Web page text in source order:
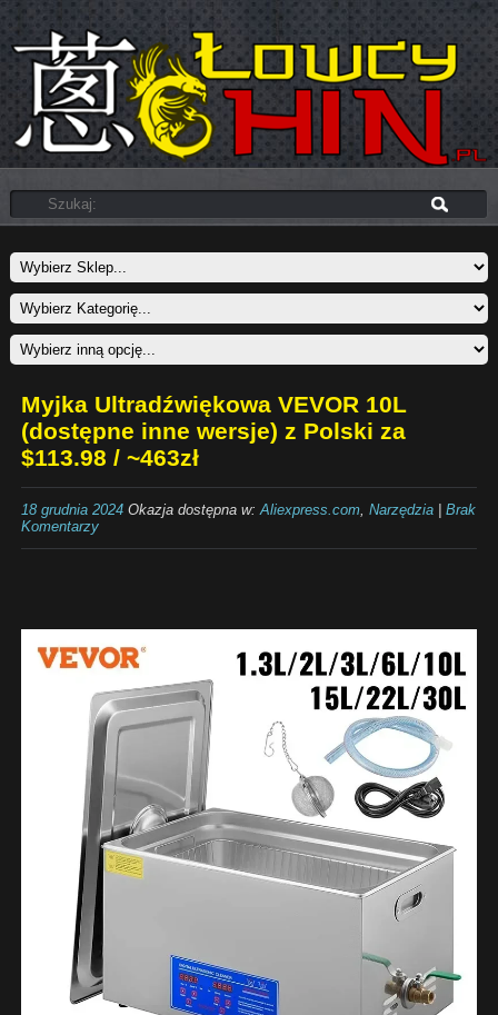
Myjka Ultradźwiękowa VEVOR 10L
(dostępne inne wersje) z Polski za
$113.98 / ~463zł
18 grudnia 2024Okazja dostępna w:Aliexpress.com, Narzędzia| Brak
Komentarzy